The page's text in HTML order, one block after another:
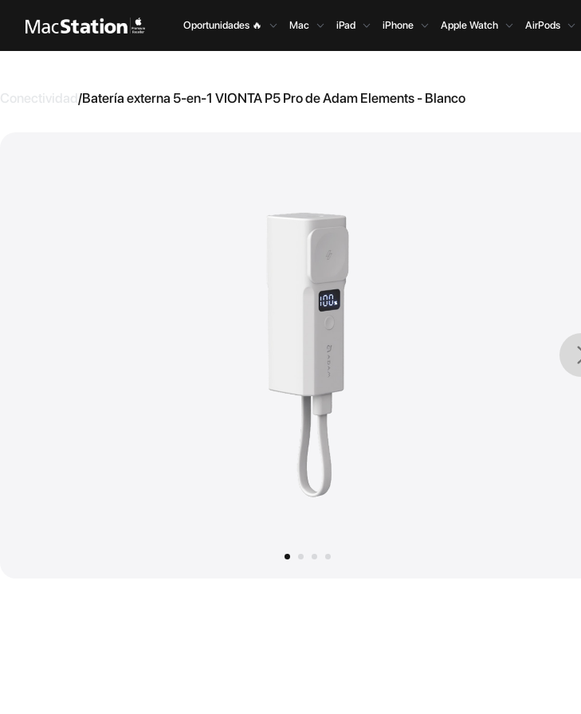
Oportunidades 🔥 Mac iPad iPhone Apple Watch AirPods
Conectividad/Batería externa 5-en-1 VIONTA P5 Pro de Adam Elements - Blanco